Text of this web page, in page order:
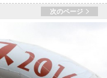
次のページ